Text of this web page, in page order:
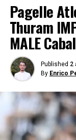
Pagelle
Thuram
MALE
Published 2
By Enrico